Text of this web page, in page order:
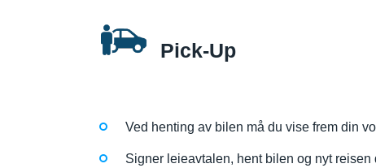
Pick-Up
Ved henting av bilen må du vise frem din
Signer leieavtalen, hent bilen og nyt reisen